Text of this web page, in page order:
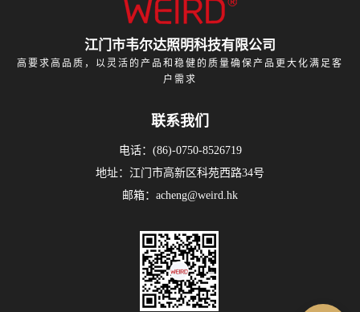
江门市韦尔达照明科技有限公司
高要求高品质，以灵活的产品和稳健的质量确保产品更大化满足客
户需求
联系我们
电话：(86)-0750-8526719
地址：江门市高新区科苑西路34号
邮箱：acheng@weird.hk